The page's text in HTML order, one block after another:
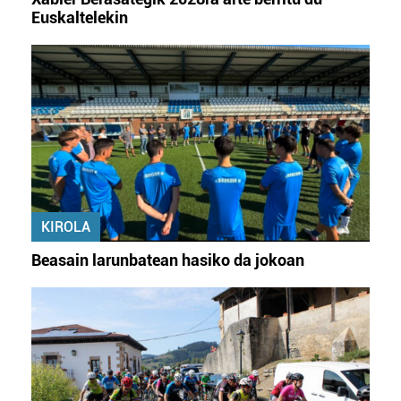
Euskaltelekin
KIROLA
Beasain larunbatean hasiko da jokoan